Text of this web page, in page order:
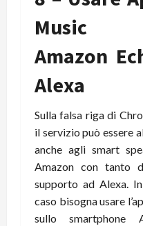
Music
Amazon
Alexa
Sulla falsa riga di
il servizio può essere
anche agli smart
Amazon con tanto
supporto ad Alexa.
caso bisogna usare
sullo smartphone